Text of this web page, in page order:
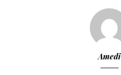
Amedi